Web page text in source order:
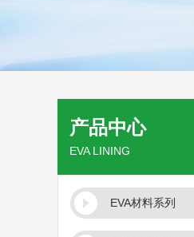
产品中心
EVA LINING
EVA材料系列